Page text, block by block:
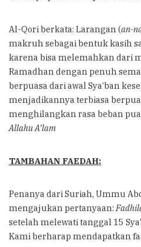
Al-Qori berkata: Larangan (an-
makruh sebagai bentuk kasih
karena bisa melemahkan dari
Ramadhan dengan penuh
berpuasa dari awal Sya’ban
menjadikannya terbiasa
menghilangkan rasa beban
Allahu A’lam
TAMBAHAN FAEDAH:
Penanya dari Suriah, Ummu
mengajukan pertanyaan:
setelah melewati tanggal 15
Kami berharap mendapatkan